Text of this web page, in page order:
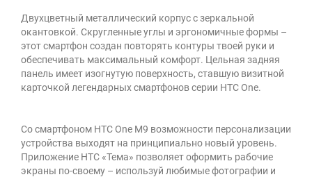
Двухцветный металлический корпус с зеркальной
окантовкой. Скругленные углы и эргономичные формы –
этот смартфон создан повторять контуры твоей руки и
обеспечивать максимальный комфорт. Цельная задняя
панель имеет изогнутую поверхность, ставшую визитной
карточкой легендарных смартфонов серии HTC One.
Со смартфоном HTC One M9 возможности персонализации
устройства выходят на принципиально новый уровень.
Приложение HTC «Тема» позволяет оформить рабочие
экраны по-своему – используй любимые фотографии и